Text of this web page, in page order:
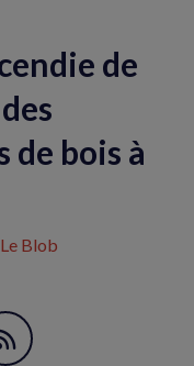
de
de bois à
Blob
Flux